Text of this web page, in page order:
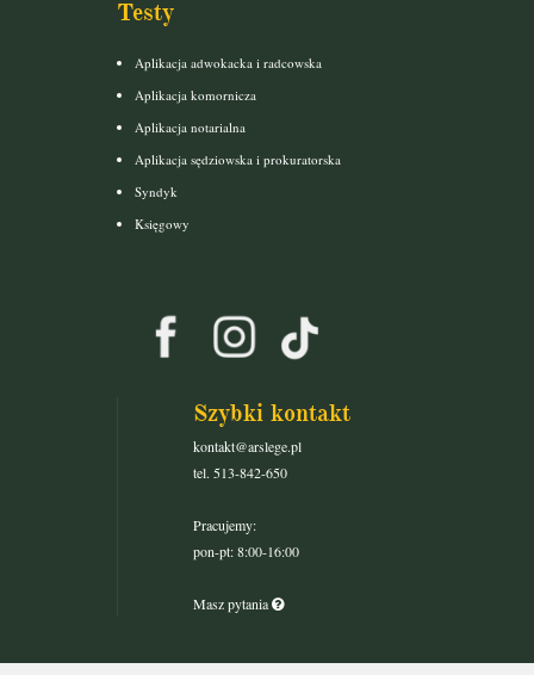
Testy
Aplikacja adwokacka i radcowska
Aplikacja komornicza
Aplikacja notarialna
Aplikacja sędziowska i prokuratorska
Syndyk
Księgowy
Szybki kontakt
kontakt@arslege.pl
tel. 513-842-650
Pracujemy:
pon-pt: 8:00-16:00
Masz pytania